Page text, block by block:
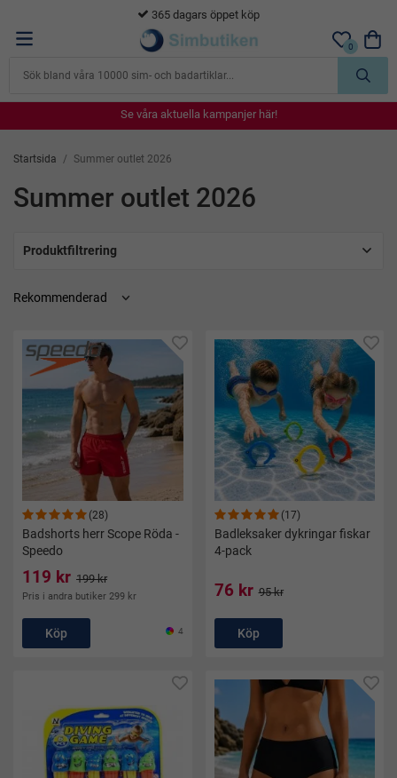
365 dagars öppet köp
0
Se våra aktuella kampanjer här!
Se våra aktuella kampanjer här!
Se våra aktuella kampanjer här!
Se våra aktuella kampanjer här!
Startsida / Summer outlet 2026
Summer outlet 2026
Produktfiltrering
(28)
Badshorts herr Scope Röda -
Speedo
119 kr 199 kr
Pris i andra butiker 299 kr
Köp 4
(17)
Badleksaker dykringar fiskar
4-pack
76 kr 95 kr
Köp